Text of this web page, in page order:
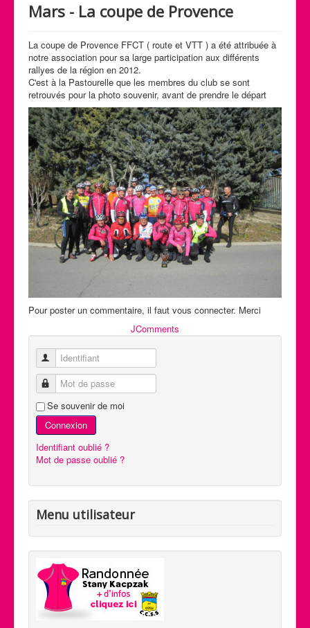
Calendrier des activités
Manifestations
Photos et Vidéos
Mars - La coupe de Provence
La coupe de Provence FFCT ( route et VTT ) a été attribuée à
notre association pour sa large participation aux différents
rallyes de la région en 2012.
C'est à la Pastourelle que les membres du club se sont
retrouvés pour la photo souvenir, avant de prendre le départ
Pour poster un commentaire, il faut vous connecter. Merci
JComments
Identifiant
Mot de passe
Se souvenir de moi
Connexion
Identifiant oublié ?
Mot de passe oublié ?
Menu utilisateur